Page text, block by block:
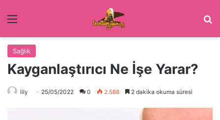
Menü
Sağlık
Kayganlaştırıcı Ne İşe Yarar?
lily 25/05/2022 0 2.588 2 dakika okuma süresi